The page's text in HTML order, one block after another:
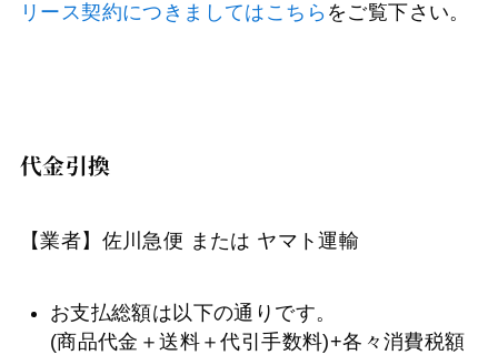
リース契約につきましてはこちら をご覧下さい。
代金引換
【業者】佐川急便 または ヤマト運輸
お支払総額は以下の通りです。
(商品代金＋送料＋代引手数料)+各々消費税額